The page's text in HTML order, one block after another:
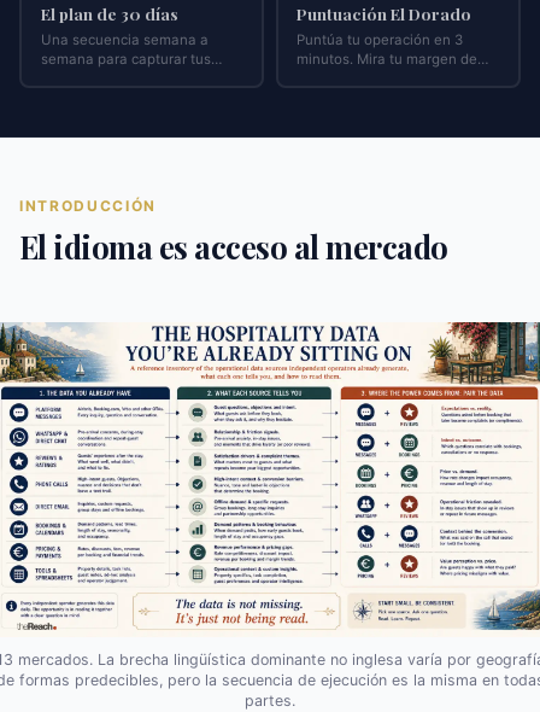
El plan de 30 días
Una secuencia semana a
semana para capturar tus
Puntuación El Dorado
Puntúa tu operación en 3
minutos. Mira tu margen de
INTRODUCCIÓN
El idioma es acceso al mercado
mercados. La brecha lingüística dominante no inglesa varía por
formas predecibles, pero la secuencia de ejecución es la misma en
partes.